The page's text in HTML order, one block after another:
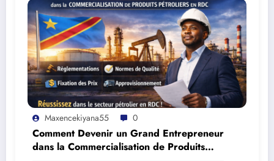
Maxencekiyana55 0
Comment Devenir un Grand Entrepreneur
dans la Commercialisation de Produits